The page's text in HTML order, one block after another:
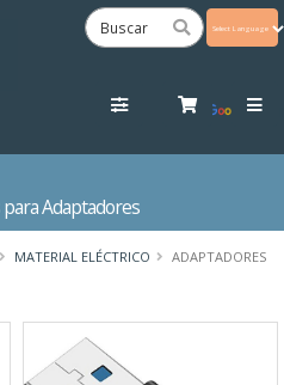
Adaptadores
MATERIAL ELÉCTRICO ADAPTADORES